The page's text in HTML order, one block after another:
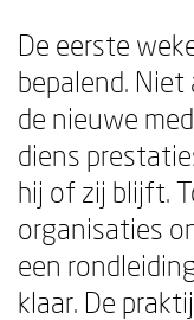
De eerste
bepalend.
de nieuwe
diens
hij of zij blijft.
organisaties
een
klaar. De